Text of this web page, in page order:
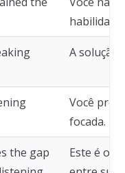
habilidade
A solução
Você
focada.
the gap
Este é o